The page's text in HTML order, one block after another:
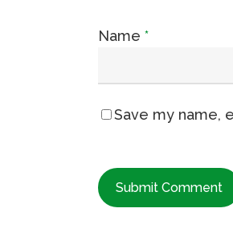
Name *
Save my name,